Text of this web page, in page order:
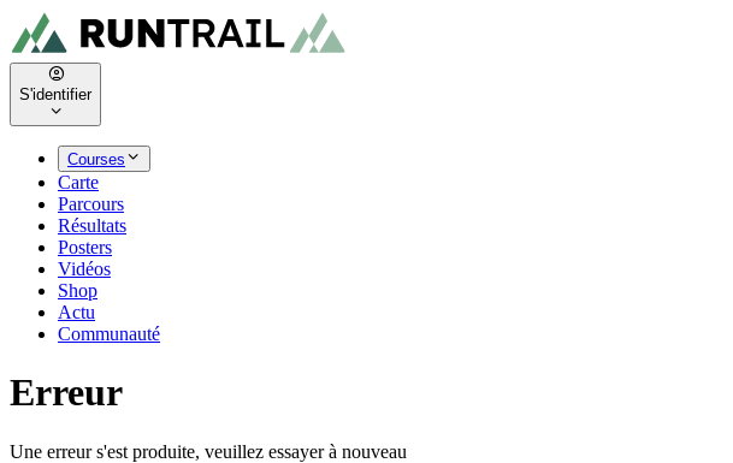
S'identifier
Courses
Carte
Parcours
Résultats
Posters
Vidéos
Shop
Actu
Communauté
Erreur
Une erreur s'est produite, veuillez essayer à nouveau